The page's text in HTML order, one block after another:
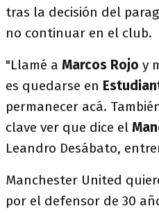
tras la decisión del
no continuar en el club.
"Llamé a Marcos Rojo y
es quedarse en
permanecer acá.
clave ver que dice el
Leandro Desábato,
Manchester United
por el defensor de 30